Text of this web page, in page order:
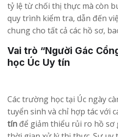
tỷ lệ từ chối thị thực mà còn
quy trình kiểm tra, dẫn đến
chung cho tất cả các hồ sơ,
Vai trò “Người Gác
học Úc Uy tín
Các trường học tại Úc ngày
tuyển sinh và chỉ hợp tác với
tín để giảm thiểu rủi ro hồ sơ